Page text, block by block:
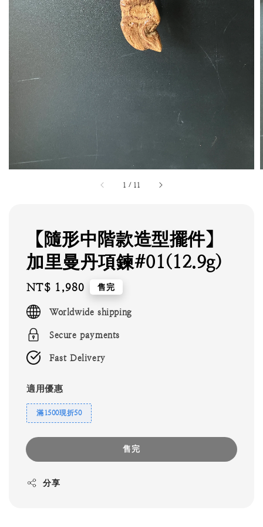
1 / 11
【隨形中階款造型擺件】
加里曼丹項鍊#01(12.9g)
Regular
price
NT$ 1,980 售完
Worldwide shipping
Secure payments
Fast Delivery
適用優惠
滿1500現折50
售完
分享